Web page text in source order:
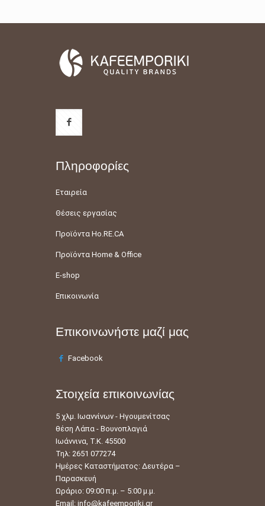
Πληροφορίες
Εταιρεία
Θέσεις εργασίας
Προϊόντα Ho.RE.CA
Προϊόντα Home & Office
E-shop
Επικοινωνία
Επικοινωνήστε μαζί μας
Facebook
Στοιχεία επικοινωνίας
5 χλμ. Ιωαννίνων - Ηγουμενίτσας
θέση Λάπα - Βουνοπλαγιά
Ιωάννινα, Τ.Κ. 45500
Τηλ: 2651 077274
Ημέρες Καταστήματος: Δευτέρα –
Παρασκευή
Ωράριο: 09:00 π.μ. – 5:00 μ.μ.
Email: info@kafeemporiki.gr